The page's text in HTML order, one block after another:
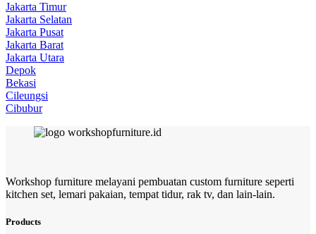
Jakarta Timur
Jakarta Selatan
Jakarta Pusat
Jakarta Barat
Jakarta Utara
Depok
Bekasi
Cileungsi
Cibubur
Workshop furniture melayani pembuatan custom furniture seperti
kitchen set, lemari pakaian, tempat tidur, rak tv, dan lain-lain.
Products